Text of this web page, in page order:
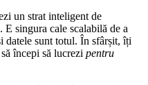
un strat inteligent de
E singura cale scalabilă de a
datele sunt totul. În sfârșit, îți
începi să lucrezi pentru